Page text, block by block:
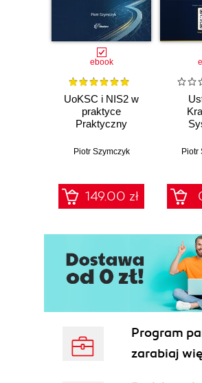
ebook
UoKSC i NIS2 w
praktyce
Praktyczny
implementacji
Cyberbezpieczeństwa
Frameworki,
procedury, audyt
compliance
Piotr Szymczyk
149.00 zł
NIS2/
Piotr
Program
zarabiaj